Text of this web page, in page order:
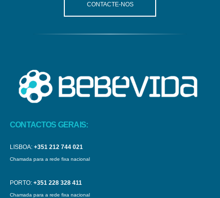
CONTACTE-NOS
CONTACTOS GERAIS:
LISBOA: +351 212 744 021
Chamada para a rede fixa nacional
PORTO: +351 228 328 411
Chamada para a rede fixa nacional